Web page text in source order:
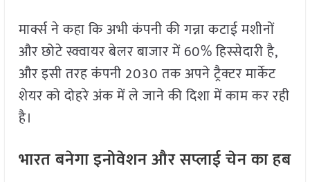
मार्क्स ने कहा कि अभी कंपनी की गन्ना कटाई मशीनों
और छोटे स्क्वायर बेलर बाजार में 60% हिस्सेदारी है,
और इसी तरह कंपनी 2030 तक अपने ट्रैक्टर मार्केट
शेयर को दोहरे अंक में ले जाने की दिशा में काम कर रही
है।
भारत बनेगा इनोवेशन और सप्लाई चेन का हब